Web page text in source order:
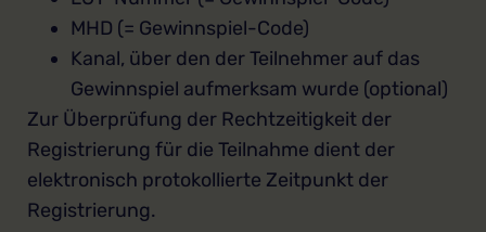
MHD (= Gewinnspiel-Code)
Kanal, über den der Teilnehmer auf das
Gewinnspiel aufmerksam wurde (optional)
Zur Überprüfung der Rechtzeitigkeit der
Registrierung für die Teilnahme dient der
elektronisch protokollierte Zeitpunkt der
Registrierung.